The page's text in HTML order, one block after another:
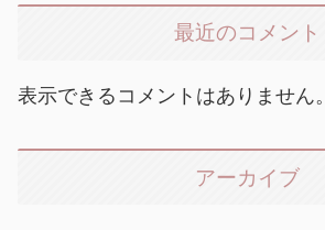
最近のコメント
表示できるコメントはありません。
アーカイブ